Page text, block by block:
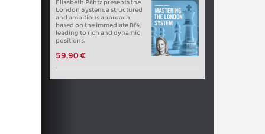
Elisabeth Pähtz presents the
London System, a structured
and ambitious approach
based on the immediate Bf4,
leading to rich and dynamic
positions.
59,90 €